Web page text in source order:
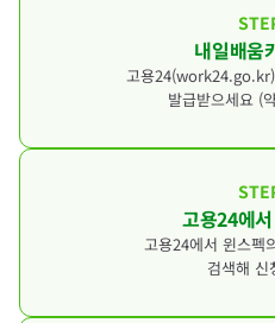
- 기존: 카드 발급일로부
회, 동일 직종 훈련과정
- 변경: 강의 횟수 제한
강 신청 가능
역 고용센터로 문의해
동일 과정은 수료 여
내일배움
고용
발급받으세요 (
고용24에
고용24에서 윈스펙
검색해 신